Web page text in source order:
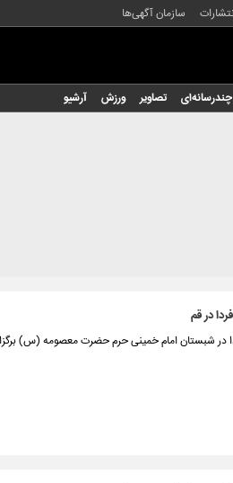
سازمان آگهی‌ها
چندرسانه‌ای تصاویر ورزش آرشیو
در قم
در شبستان امام خمینی حرم حضرت معصومه (س)